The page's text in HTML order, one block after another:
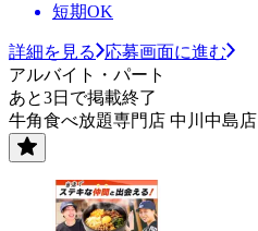
短期OK
詳細を見る
応募画面に進む
アルバイト・パート
あと3日で掲載終了
牛角食べ放題専門店 中川中島店